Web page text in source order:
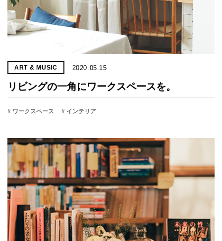
ART & MUSIC 2020.05.15
リビングの一角にワークスペースを。
# ワークスペース # インテリア